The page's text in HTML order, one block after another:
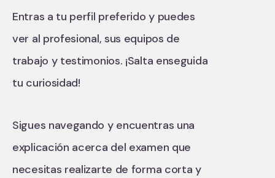
Entras a tu perfil preferido y puedes
ver al profesional, sus equipos de
trabajo y testimonios. ¡Salta enseguida
tu curiosidad!
Sigues navegando y encuentras una
explicación acerca del examen que
necesitas realizarte de forma corta y